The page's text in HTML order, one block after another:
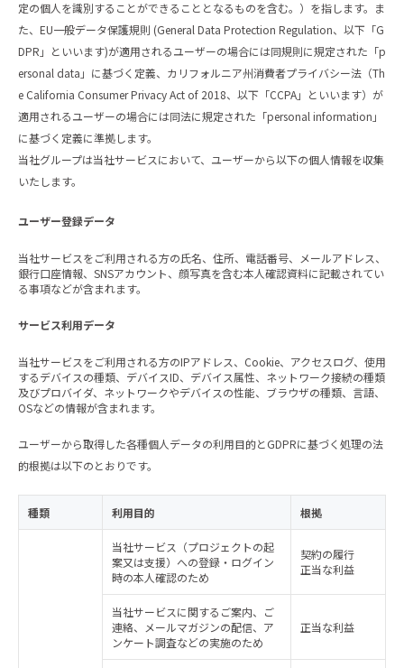
定の個人を識別することができることとなるものを含む。）を指します。ま
た、EU一般データ保護規則 (General Data Protection Regulation、以下「G
DPR」といいます)が適用されるユーザーの場合には同規則に規定された「p
ersonal data」に基づく定義、カリフォルニア州消費者プライバシー法（Th
e California Consumer Privacy Act of 2018、以下「CCPA」といいます）が
適用されるユーザーの場合には同法に規定された「personal information」
に基づく定義に準拠します。
当社グループは当社サービスにおいて、ユーザーから以下の個人情報を収集
いたします。
ユーザー登録データ
当社サービスをご利用される方の氏名、住所、電話番号、メールアドレス、
銀行口座情報、SNSアカウント、顔写真を含む本人確認資料に記載されてい
る事項などが含まれます。
サービス利用データ
当社サービスをご利用される方のIPアドレス、Cookie、アクセスログ、使用
するデバイスの種類、デバイスID、デバイス属性、ネットワーク接続の種類
及びプロバイダ、ネットワークやデバイスの性能、ブラウザの種類、言語、
OSなどの情報が含まれます。
ユーザーから取得した各種個人データの利用目的とGDPRに基づく処理の法
的根拠は以下のとおりです。
種類 利用目的 根拠
当社サービス（プロジェクトの起
案又は支援）への登録・ログイン
時の本人確認のため
契約の履行
正当な利益
当社サービスに関するご案内、ご
連絡、メールマガジンの配信、ア
ンケート調査などの実施のため
正当な利益